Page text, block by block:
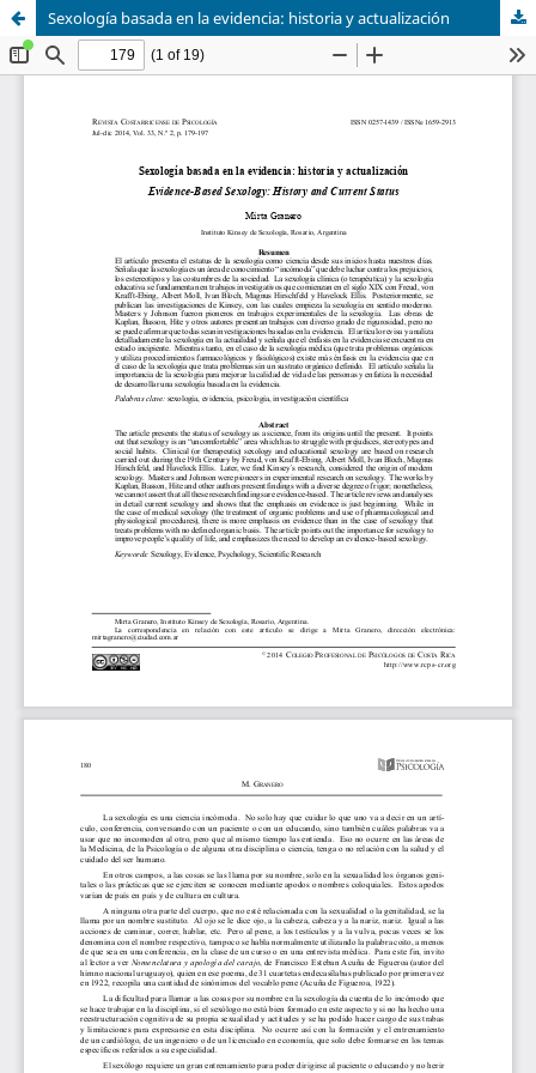
Sexología basada en la evidencia: historia y actualización